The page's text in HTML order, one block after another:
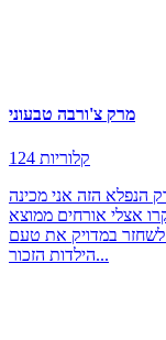
מרק צ'ורבה טבעוני
124 קלוריות
הנפלא הזה אני מכינה
אצלי אורחים ממוצא
במדויק את טעם
הילדות הזכור...